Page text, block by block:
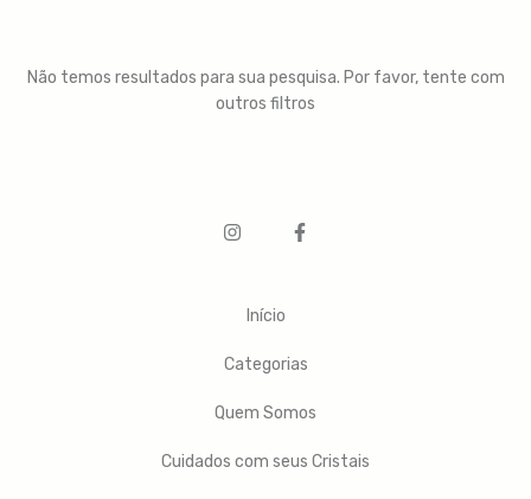
Não temos resultados para sua pesquisa. Por favor, tente com
outros filtros
Início
Categorias
Quem Somos
Cuidados com seus Cristais